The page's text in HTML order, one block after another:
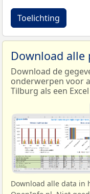
Toelichting
Download alle
Download de
onderwerpen voor
Tilburg als een
Download alle data in